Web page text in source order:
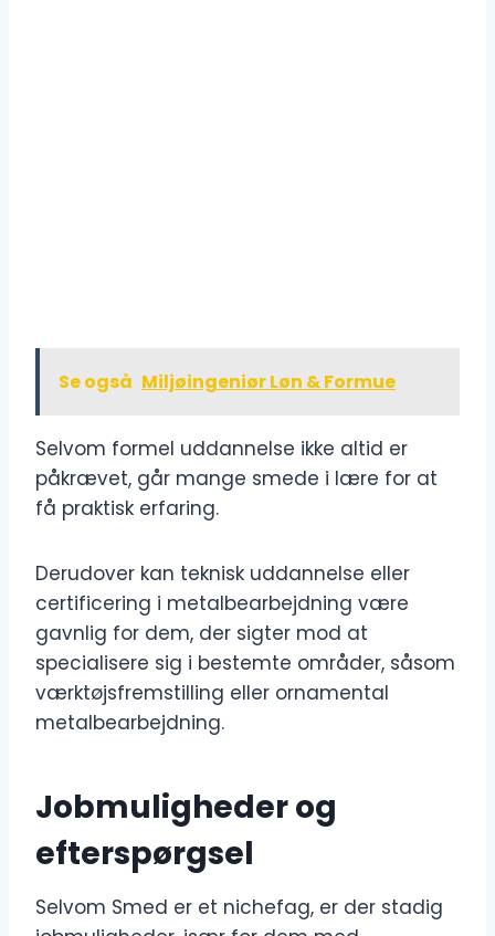
Se også Miljøingeniør Løn & Formue
Selvom formel uddannelse ikke altid er
påkrævet, går mange smede i lære for at
få praktisk erfaring.
Derudover kan teknisk uddannelse eller
certificering i metalbearbejdning være
gavnlig for dem, der sigter mod at
specialisere sig i bestemte områder, såsom
værktøjsfremstilling eller ornamental
metalbearbejdning.
Jobmuligheder og
efterspørgsel
Selvom Smed er et nichefag, er der stadig